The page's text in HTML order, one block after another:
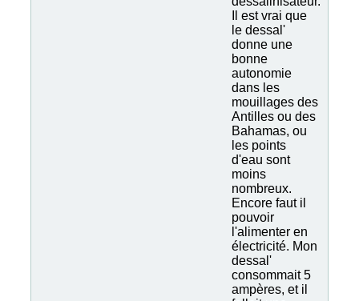
Il est vrai que
le dessal'
donne une
bonne
autonomie
dans les
mouillages des
Antilles ou des
Bahamas, ou
les points
d'eau sont
moins
nombreux.
Encore faut il
pouvoir
l'alimenter en
électricité. Mon
dessal'
consommait 5
ampères, et il